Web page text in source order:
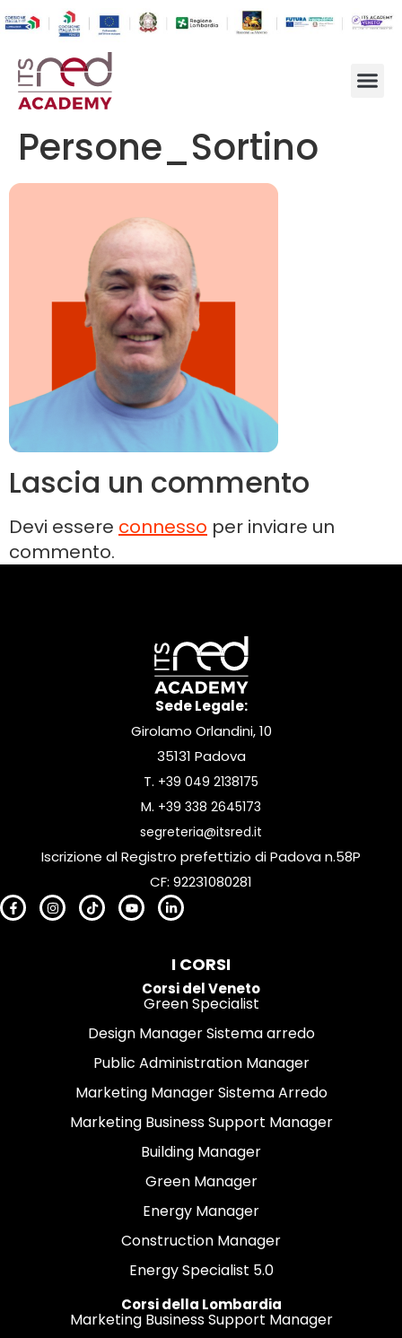
Persone_Sortino
Lascia un commento
Devi essere connesso per inviare un
commento.
Sede Legale:
Girolamo Orlandini, 10
35131 Padova
T. +39 049 2138175
M. +39 338 2645173
segreteria@itsred.it
Iscrizione al Registro prefettizio di Padova n.58P
CF: 92231080281
I CORSI
Corsi del Veneto
Green Specialist
Design Manager Sistema arredo
Public Administration Manager
Marketing Manager Sistema Arredo
Marketing Business Support Manager
Building Manager
Green Manager
Energy Manager
Construction Manager
Energy Specialist 5.0
Corsi della Lombardia
Marketing Business Support Manager